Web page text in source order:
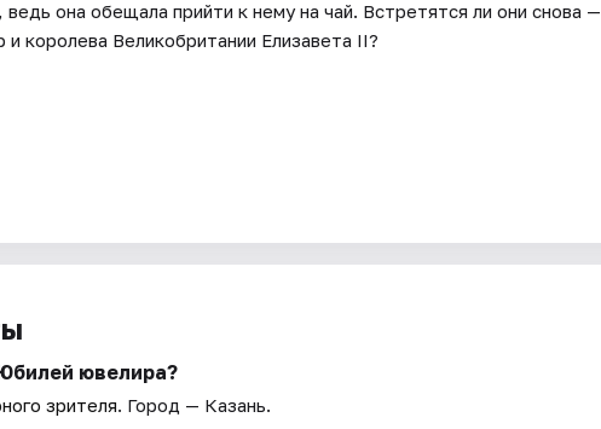
она обещала прийти к нему на чай. Встретятся ли они снова —
королева Великобритании Елизавета II?
ювелира?
зрителя. Город — Казань.